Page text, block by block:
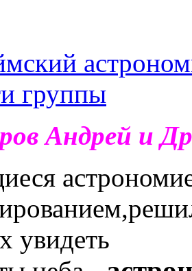
группы
Андрей и
увидеть